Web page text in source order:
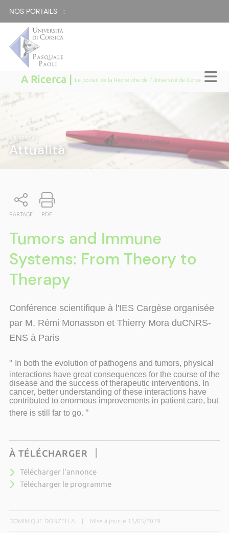
NOS PORTAILS :
A Ricerca | Le portail de la Recherche de l'Université de Corse
A RICERCA
Attualità
PARTAGE PDF
Tumors and Immune
Systems: From Theory to
Therapy
Conférence scientifique à l'IES Cargèse organisée
par M. Rémi Monasson et Thierry Mora duCNRS-
ENS à Paris
" In both the evolution of pathogens and tumors, physical
interactions have great consequences for the course of the
disease and the success of therapeutic interventions. In
cancer, better understanding of these interactions have
contributed to enormous improvements in patient care, but
there is still far to go. "
À TÉLÉCHARGER
Télécharger l'annonce
Télécharger le programme
DOMINIQUE DONZELLA Mise à jour le 15/05/2019